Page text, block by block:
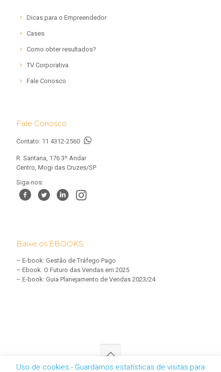
Dicas para o Empreendedor
Cases
Como obter resultados?
TV Corporativa
Fale Conosco
Fale Conosco
Contato: 11 4312-2560
R. Santana, 176 3º Andar
Centro, Mogi das Cruzes/SP
Siga-nos:
Baixe os EBOOKS
– E-book: Gestão de Tráfego Pago
– Ebook: O Futuro das Vendas em 2025
– E-book: Guia Planejamento de Vendas 2023/24
Uso de cookies - Guardamos estatísticas de visitas para